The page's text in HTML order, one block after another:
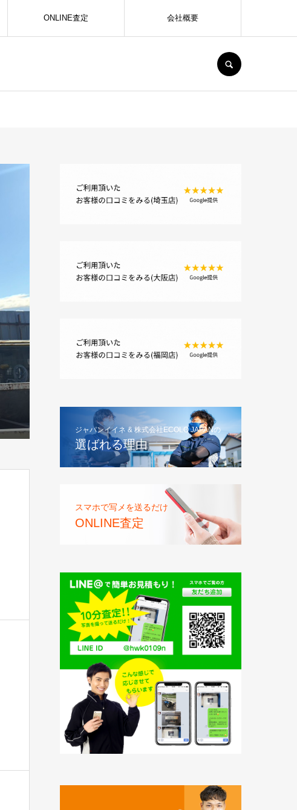
ONLINE査定 会社概要
ジャパンイイネ & 株式会社ECOLO JAPANの
選ばれる理由
スマホで写メを送るだけ
ONLINE査定